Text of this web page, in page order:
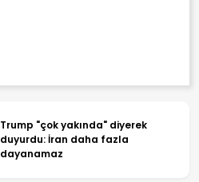
Trump "çok yakında" diyerek
duyurdu: İran daha fazla
dayanamaz